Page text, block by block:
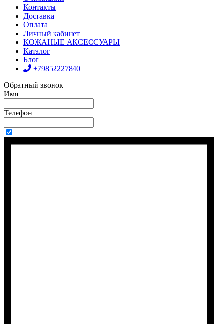
Контакты
Доставка
Оплата
Личный кабинет
КОЖАНЫЕ АКСЕССУАРЫ
Каталог
Блог
+79852227840
Обратный звонок
Имя
Телефон